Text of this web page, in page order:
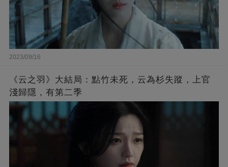
2023/09/16
《云之羽》大結局：點竹未死，云為杉失蹤，上官
淺歸隱，有第二季